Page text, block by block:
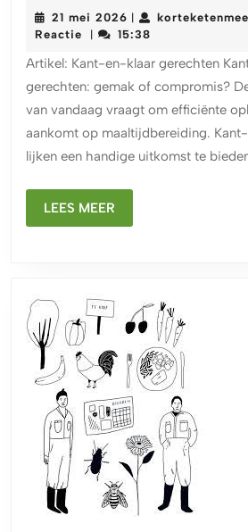
21 mei 2026 21
mei
|
Reactie
| 15:38
Artikel: Kant-en-klaar gerechten
gerechten: gemak of compromis?
van vandaag vraagt om efficiënte
aankomt op maaltijdbereiding.
lijken een handige uitkomst te
LEES MEER
MEER